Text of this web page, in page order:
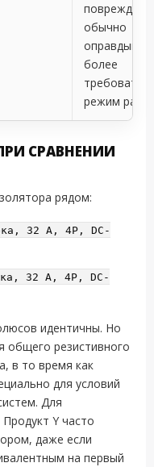
обычно
более
режим
СРАВНЕНИИ
рядом:
32 A, 4P, DC-
32 A, 4P, DC-
идентичны. Но
общего резистивного
в то время как
для условий
Для
Y часто
даже если
на первый